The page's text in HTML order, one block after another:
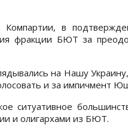
Компартии, в
фракции БЮТ за
на Нашу
и за импичмент
ситуативное
и олигархами из БЮТ.